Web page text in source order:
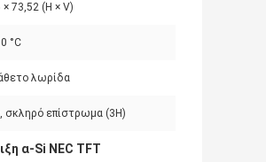
73,52 (H × V)
°C
λωρίδα
σκληρό επίστρωμα (3H)
α-Si NEC TFT